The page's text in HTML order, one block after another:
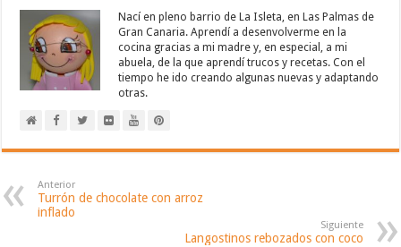
Nací en pleno barrio de La Isleta, en Las Palmas de
Gran Canaria. Aprendí a desenvolverme en la
cocina gracias a mi madre y, en especial, a mi
abuela, de la que aprendí trucos y recetas. Con el
tiempo he ido creando algunas nuevas y adaptando
otras.
Anterior
Turrón de chocolate con arroz
inflado
Siguiente
Langostinos rebozados con coco